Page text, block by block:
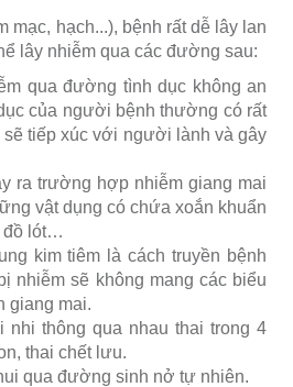
hạch...), bệnh rất dễ lây lan
lây nhiễm qua các đường sau:
qua đường tình dục không an
của người bệnh thường có rất
tiếp xúc với người lành và gây
ra trường hợp nhiễm giang mai
vật dụng có chứa xoắn khuẩn
đồ lót…
kim tiêm là cách truyền bệnh
nhiễm sẽ không mang các biểu
giang mai.
nhi thông qua nhau thai trong 4
thai chết lưu.
qua đường sinh nở tự nhiên.